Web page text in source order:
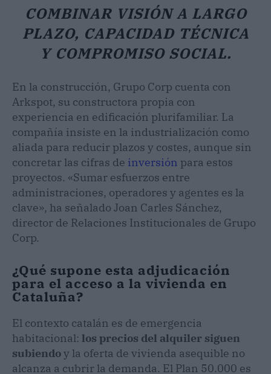
COMBINAR VISIÓN A LARGO
PLAZO, CAPACIDAD TÉCNICA
Y COMPROMISO SOCIAL.
En la construcción, Grupo Corp cuenta con
Arkspot, su constructora propia con
experiencia en edificación plurifamiliar. La
compañía insiste en la industrialización como
aliada para reducir plazos y costes, aunque sin
concretar las cifras de inversión para estos
proyectos. «Sumar esfuerzos entre
administraciones, operadores y agentes es la
clave», ha señalado Joan Carles Sánchez,
director de Relaciones Institucionales de Grupo
Corp.
¿Qué supone esta adjudicación
para el acceso a la vivienda en
Cataluña?
El contexto catalán es de emergencia
habitacional: los precios del alquiler siguen
subiendoy la oferta de vivienda asequible no
alcanza a cubrir la demanda. El Plan 50.000 es